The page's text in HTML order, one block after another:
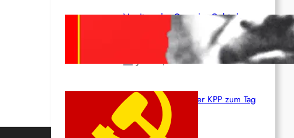
Vorsitzender Gonzalo: Gebt das
Leben für die Partei und die
Juni 19, 2026
Beschluss des ZK der KPP zum Tag
des Heldentums
Juni 19, 2026